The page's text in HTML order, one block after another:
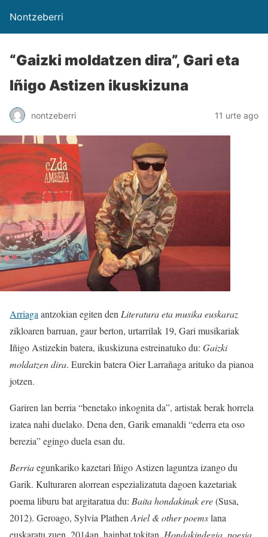
Nontzeberri
“Gaizki moldatzen dira”, Gari eta
Iñigo Astizen ikuskizuna
nontzeberri 11 urte ago
Arriaga antzokian egiten den Literatura eta musika euskaraz
zikloaren barruan, gaur berton, urtarrilak 19, Gari musikariak
Iñigo Astizekin batera, ikuskizuna estreinatuko du: Gaizki
moldatzen dira. Eurekin batera Oier Larrañaga arituko da pianoa
jotzen.
Gariren lan berria “benetako inkognita da”, artistak berak horrela
izatea nahi duelako. Dena den, Garik emanaldi “ederra eta oso
berezia” egingo duela esan du.
Berriaegunkariko kazetari Iñigo Astizen laguntza izango du
Garik. Kulturaren alorrean espezializatuta dagoen kazetariak
poema liburu bat argitaratua du: Baita hondakinak ere(Susa,
2012). Geroago, Sylvia Plathen Ariel & other poemslana
euskaratu zuen. 2014an, hainbat tokitan, Hondakindegia, poesia